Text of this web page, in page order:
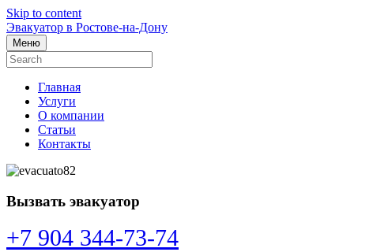
Skip to content
Эвакуатор в Ростове-на-Дону
Меню
Главная
Услуги
О компании
Статьи
Контакты
Вызвать эвакуатор
+7 904 344-73-74